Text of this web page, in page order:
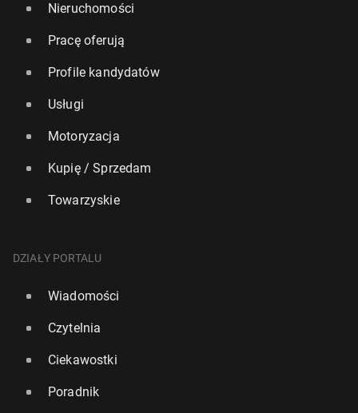
Nieruchomości
Pracę oferują
Profile kandydatów
Usługi
Motoryzacja
Kupię / Sprzedam
Towarzyskie
DZIAŁY PORTALU
Wiadomości
Czytelnia
Ciekawostki
Poradnik